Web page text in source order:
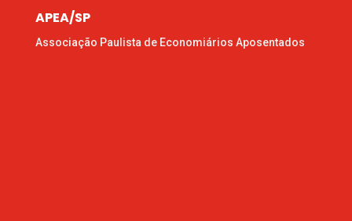
APEA/SP
Associação Paulista de Economiários Aposentados